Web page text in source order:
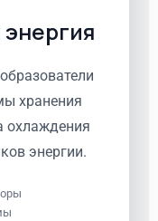
хранения
охлаждения
энергии.